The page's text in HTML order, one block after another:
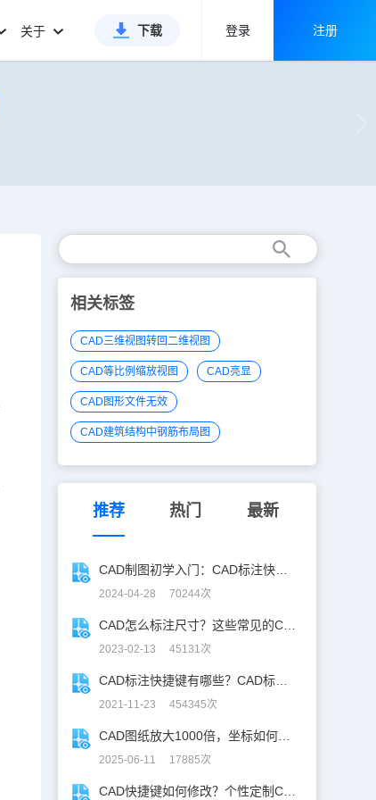
关于 下载 登录 注册
相关标签
CAD三维视图转回二维视图
CAD等比例缩放视图 CAD亮显
CAD图形文件无效
CAD建筑结构中钢筋布局图
推荐 热门 最新
2024-04-28 70244次
2023-02-13 45131次
2021-11-23 454345次
2025-06-11 17885次